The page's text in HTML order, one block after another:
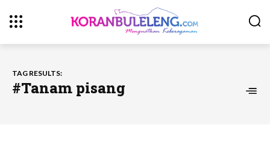
TAG RESULTS:
#Tanam pisang